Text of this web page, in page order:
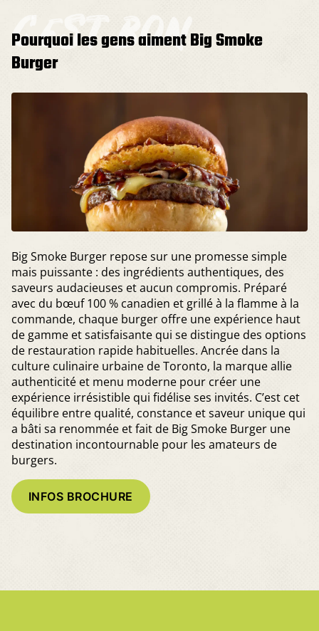
c’est bon
Pourquoi les gens aiment Big Smoke
Burger
Big Smoke Burger repose sur une promesse simple
mais puissante : des ingrédients authentiques, des
saveurs audacieuses et aucun compromis. Préparé
avec du bœuf 100 % canadien et grillé à la flamme à la
commande, chaque burger offre une expérience haut
de gamme et satisfaisante qui se distingue des options
de restauration rapide habituelles. Ancrée dans la
culture culinaire urbaine de Toronto, la marque allie
authenticité et menu moderne pour créer une
expérience irrésistible qui fidélise ses invités. C’est cet
équilibre entre qualité, constance et saveur unique qui
a bâti sa renommée et fait de Big Smoke Burger une
destination incontournable pour les amateurs de
burgers.
INFOS BROCHURE